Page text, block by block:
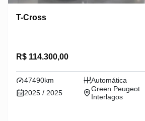
T-Cross
R$ 114.300,00
47490km
Automática
2025 / 2025
Green Peugeot
Interlagos